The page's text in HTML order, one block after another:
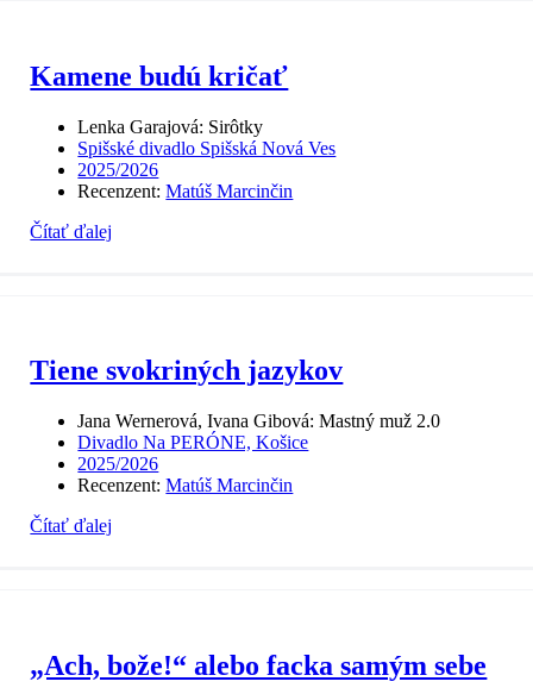
Kamene budú kričať
Lenka Garajová: Sirôtky
Spišské divadlo Spišská Nová Ves
2025/2026
Recenzent:Matúš Marcinčin
Čítať ďalej
Tiene svokriných jazykov
Jana Wernerová, Ivana Gibová: Mastný muž 2.0
Divadlo Na PERÓNE, Košice
2025/2026
Recenzent:Matúš Marcinčin
Čítať ďalej
„Ach, bože!“ alebo facka samým sebe